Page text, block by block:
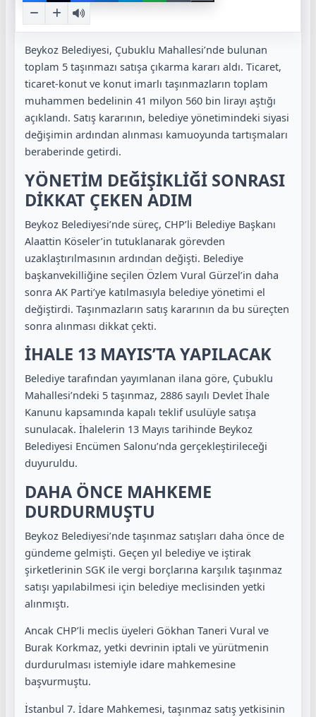
Beykoz Belediyesi, Çubuklu Mahallesi’nde bulunan
toplam 5 taşınmazı satışa çıkarma kararı aldı. Ticaret,
ticaret-konut ve konut imarlı taşınmazların toplam
muhammen bedelinin 41 milyon 560 bin lirayı aştığı
açıklandı. Satış kararının, belediye yönetimindeki siyasi
değişimin ardından alınması kamuoyunda tartışmaları
beraberinde getirdi.
YÖNETİM DEĞİŞİKLİĞİ SONRASI
DİKKAT ÇEKEN ADIM
Beykoz Belediyesi’nde süreç, CHP’li Belediye Başkanı
Alaattin Köseler’in tutuklanarak görevden
uzaklaştırılmasının ardından değişti. Belediye
başkanvekilliğine seçilen Özlem Vural Gürzel’in daha
sonra AK Parti’ye katılmasıyla belediye yönetimi el
değiştirdi. Taşınmazların satış kararının da bu süreçten
sonra alınması dikkat çekti.
İHALE 13 MAYIS’TA YAPILACAK
Belediye tarafından yayımlanan ilana göre, Çubuklu
Mahallesi’ndeki 5 taşınmaz, 2886 sayılı Devlet İhale
Kanunu kapsamında kapalı teklif usulüyle satışa
sunulacak. İhalelerin 13 Mayıs tarihinde Beykoz
Belediyesi Encümen Salonu’nda gerçekleştirileceği
duyuruldu.
DAHA ÖNCE MAHKEME
DURDURMUŞTU
Beykoz Belediyesi’nde taşınmaz satışları daha önce de
gündeme gelmişti. Geçen yıl belediye ve iştirak
şirketlerinin SGK ile vergi borçlarına karşılık taşınmaz
satışı yapılabilmesi için belediye meclisinden yetki
alınmıştı.
Ancak CHP’li meclis üyeleri Gökhan Taneri Vural ve
Burak Korkmaz, yetki devrinin iptali ve yürütmenin
durdurulması istemiyle idare mahkemesine
başvurmuştu.
İstanbul 7. İdare Mahkemesi, taşınmaz satış yetkisinin